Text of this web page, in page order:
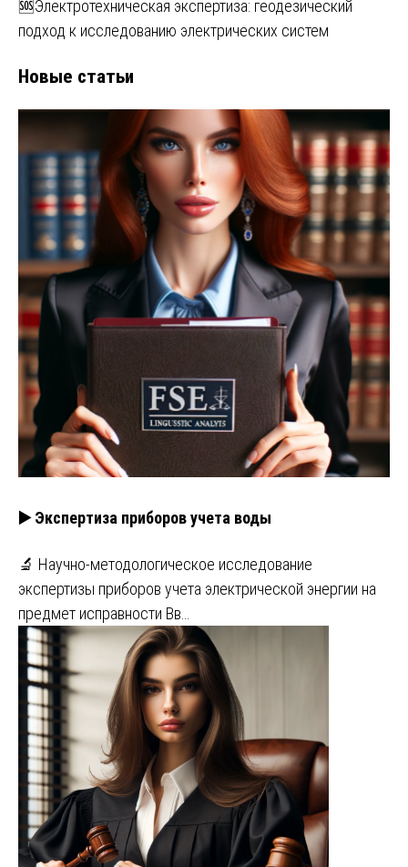
🆘Электротехническая экспертиза: геодезический
подход к исследованию электрических систем
Новые статьи
▶️ Экспертиза приборов учета воды
🔬 Научно-методологическое исследование
экспертизы приборов учета электрической энергии на
предмет исправности Вв…